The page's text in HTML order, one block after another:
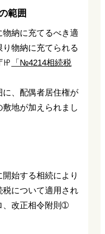
範囲
納に充てるべき適
物納に充てられる
㏋
「№4214相続税
、配偶者居住権が
地が加えられまし
始する相続により
について適用され
、改正相令附則➀